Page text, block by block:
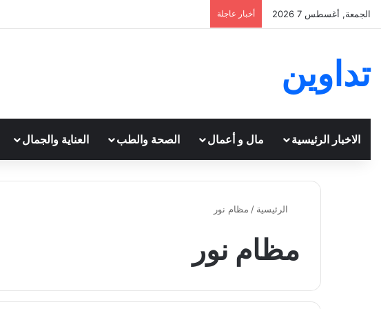
الجمعة, أغسطس 7 2026 أخبار عاجلة
تداوين
الاخبار الرئيسية مال و أعمال الصحة والطب العناية والجمال
الرئيسية / مظام نور
مظام نور